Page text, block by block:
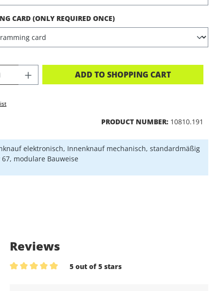
CARD (ONLY REQUIRED ONCE)
QUANTITY: ENTER THE DESIRED
ADD TO SHOPPING CART
PRODUCT NUMBER: 10810.191
elektronisch, Innenknauf mechanisch, standardmäßig
67, modulare Bauweise
Reviews
5 out of 5 stars